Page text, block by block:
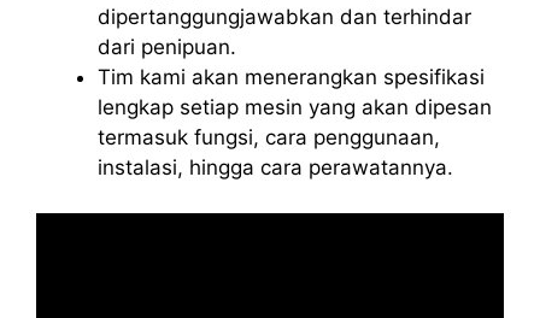
dipertanggungjawabkan dan terhindar
dari penipuan.
Tim kami akan menerangkan spesifikasi
lengkap setiap mesin yang akan dipesan
termasuk fungsi, cara penggunaan,
instalasi, hingga cara perawatannya.